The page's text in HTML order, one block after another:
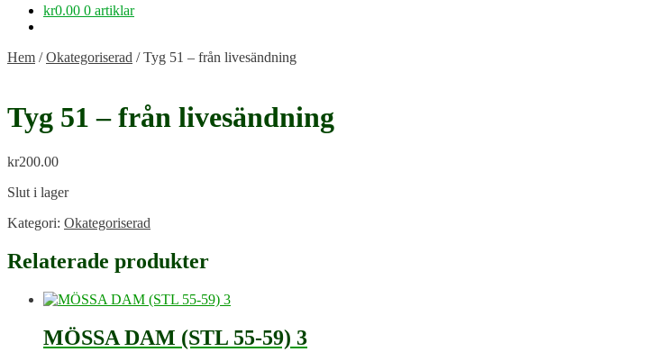
kr0.00 0 artiklar
Hem /Okategoriserad /Tyg 51 – från livesändning
Tyg 51 – från livesändning
kr200.00
Slut i lager
Kategori: Okategoriserad
Relaterade produkter
MÖSSA DAM (STL 55-59) 3